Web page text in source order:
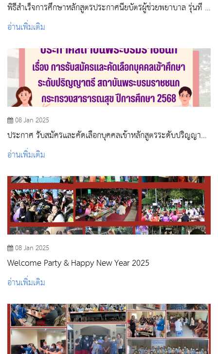
พิธีสำเร็จการศึกษาหลักสูตรประกาศนียบัตรผู้ช่วยพยาบาล รุ่นที่ 2
ประจำปีการศึกษา 2566
อ่านเพิ่มเติม
08 Jan 2025
ประกาศ รับสมัครและคัดเลือกบุคคลเข้าหลักสูตรระดับปริญญา
ตรีฯ สถาบันพระบรมราชชนก กระทรวงสาธารณสุข ปีการศึกษา
2568 รอบที่ 2 Quota
อ่านเพิ่มเติม
08 Jan 2025
Welcome Party & Happy New Year 2025
อ่านเพิ่มเติม